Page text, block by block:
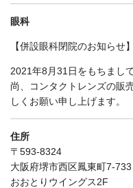
眼科
【併設眼科閉院のお知らせ】
2021年8月31日をもちまし
尚、コンタクトレンズの販
しくお願い申し上げます。
住所
〒593-8324
大阪府堺市西区鳳東町7-733
おおとりウイングス2F